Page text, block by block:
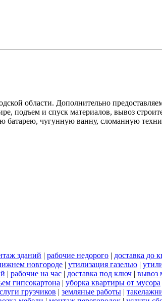
области. Дополнительно
подъем и спуск материалов, вывоз
чугунную ванну, сломанную
зданий | рабочие недорого | доставка до
новгороде | утилизация газелью |
| рабочие на час | доставка под ключ | вывоз
гипсокартона | уборка квартиры от мусора
грузчиков | земляные работы |